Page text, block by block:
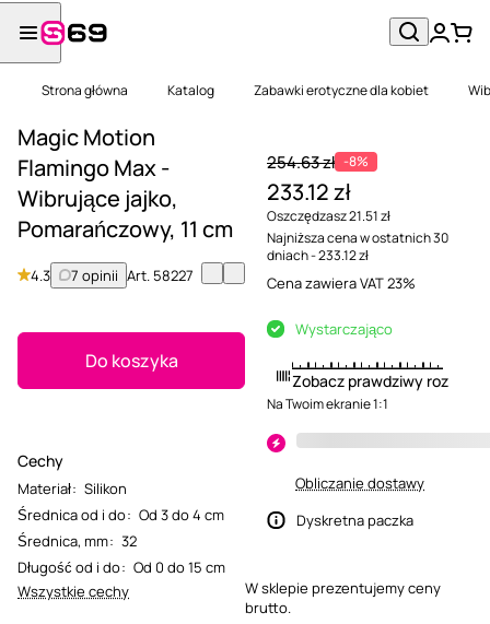
Strona główna Katalog Zabawki erotyczne dla kobiet
Magic Motion
Flamingo Max -
Wibrujące jajko,
Pomarańczowy, 11 cm
4.3 7 opinii Art. 58227
Do koszyka
Cechy
Materiał: Silikon
Średnica od i do: Od 3 do 4 cm
Średnica, mm: 32
Długość od i do: Od 0 do 15 cm
Wszystkie cechy
254.63 zł -8%
233.12 zł
Oszczędzasz 21.51 zł
Najniższa cena w ostatnich 30
dniach - 233.12 zł
Cena zawiera VAT 23%
Wystarczająco
Zobacz prawdziwy rozmiar
Na Twoim ekranie 1:1
Obliczanie dostawy
Dyskretna paczka
W sklepie prezentujemy ceny
brutto.